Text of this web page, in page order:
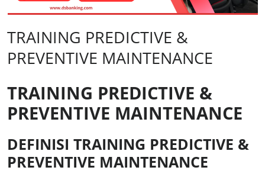
TRAINING PREDICTIVE &
PREVENTIVE MAINTENANCE
TRAINING PREDICTIVE &
PREVENTIVE MAINTENANCE
DEFINISI TRAINING PREDICTIVE &
PREVENTIVE MAINTENANCE